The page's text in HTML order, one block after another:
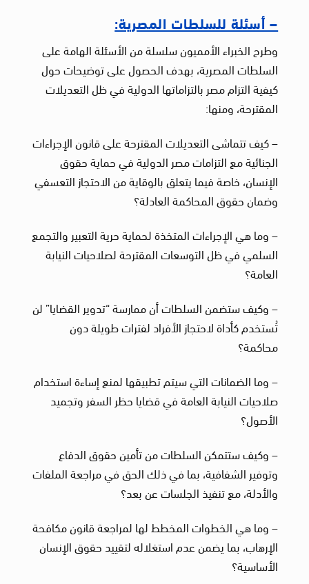
– أسئلة للسلطات المصرية:
وطرح الخبراء الأمميون سلسلة من الأسئلة الهامة على
السلطات المصرية، بهدف الحصول على توضيحات حول
كيفية التزام مصر بالتزاماتها الدولية في ظل التعديلات
المقترحة، ومنها:
– كيف تتماشى التعديلات المقترحة على قانون الإجراءات
الجنائية مع التزامات مصر الدولية في حماية حقوق
الإنسان، خاصة فيما يتعلق بالوقاية من الاحتجاز التعسفي
وضمان حقوق المحاكمة العادلة؟
– وما هي الإجراءات المتخذة لحماية حرية التعبير والتجمع
السلمي في ظل التوسعات المقترحة لصلاحيات النيابة
العامة؟
– وكيف ستضمن السلطات أن ممارسة “تدوير القضايا” لن
تُستخدم كأداة لاحتجاز الأفراد لفترات طويلة دون
محاكمة؟
– وما الضمانات التي سيتم تطبيقها لمنع إساءة استخدام
صلاحيات النيابة العامة في قضايا حظر السفر وتجميد
الأصول؟
– وكيف ستتمكن السلطات من تأمين حقوق الدفاع
وتوفير الشفافية، بما في ذلك الحق في مراجعة الملفات
والأدلة، مع تنفيذ الجلسات عن بعد؟
– وما هي الخطوات المخطط لها لمراجعة قانون مكافحة
الإرهاب، بما يضمن عدم استغلاله لتقييد حقوق الإنسان
الأساسية؟